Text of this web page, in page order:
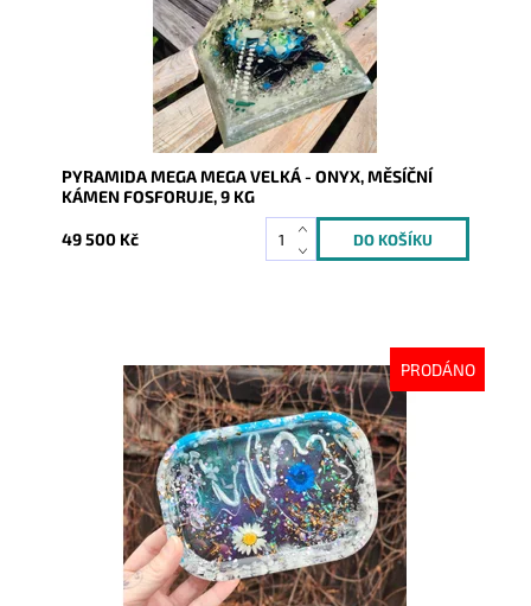
PYRAMIDA MEGA MEGA VELKÁ - ONYX, MĚSÍČNÍ
KÁMEN FOSFORUJE, 9 KG
49 500 Kč
PRODÁNO
Dostupnost:
Vyprodáno
7846